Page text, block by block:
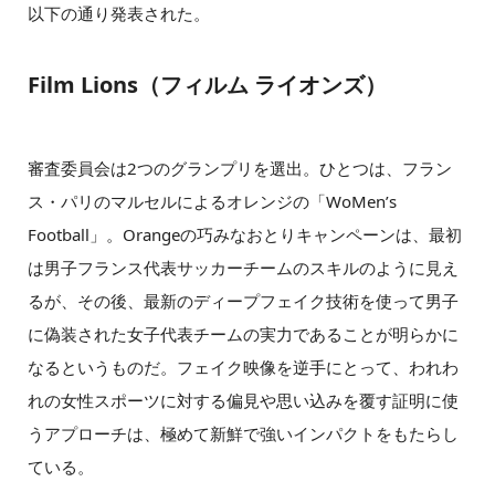
以下の通り発表された。
Film Lions（フィルム ライオンズ）
審査委員会は2つのグランプリを選出。ひとつは、フラン
ス・パリのマルセルによるオレンジの「WoMen’s
Football」。Orangeの巧みなおとりキャンペーンは、最初
は男子フランス代表サッカーチームのスキルのように見え
るが、その後、最新のディープフェイク技術を使って男子
に偽装された女子代表チームの実力であることが明らかに
なるというものだ。フェイク映像を逆手にとって、われわ
れの女性スポーツに対する偏見や思い込みを覆す証明に使
うアプローチは、極めて新鮮で強いインパクトをもたらし
ている。